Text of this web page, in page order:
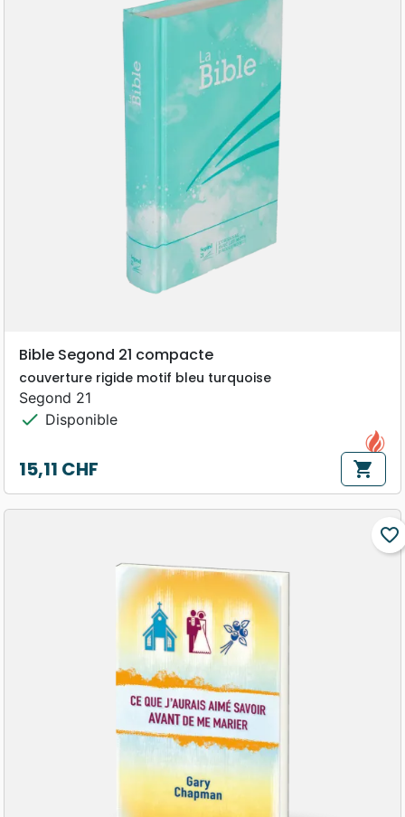
Bible Segond 21 compacte
couverture rigide motif bleu turquoise
Segond 21
check Disponible
Prix
15,11 CHF shopping_cart
favorite_border